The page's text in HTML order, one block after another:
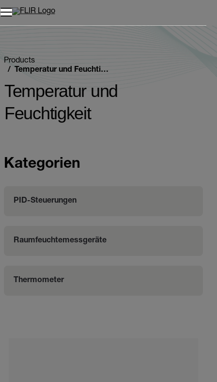
Unread messages
Entfernen
Elemente
Element
In den Warenkorb
Im Warenkorb
Products
Temperatur und Feuchtigkeit
Temperatur und
Feuchtigkeit
Kategorien
PID-Steuerungen
Raumfeuchtemessgeräte
Thermometer